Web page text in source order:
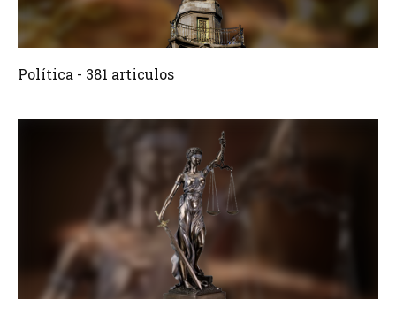
381 Articulos
Política - 381 articulos
Crear 1516 Articulos